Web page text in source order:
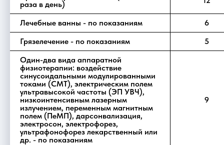
раза в день)
Лечебные ванны - по показаниям
6
Грязелечение - по показаниям
5
Один-два вида аппаратной
физиотерапии: воздействие
синусоидальными модулированными
токами (СМТ), электрическим полем
ультравысокой частоты (ЭП УВЧ),
низкоинтенсивным лазерным
излучением, переменным магнитным
полем (ПеМП), дарсонвализация,
электросон, электрофорез,
ультрафонофорез лекарственный или
др. - по показаниям
9